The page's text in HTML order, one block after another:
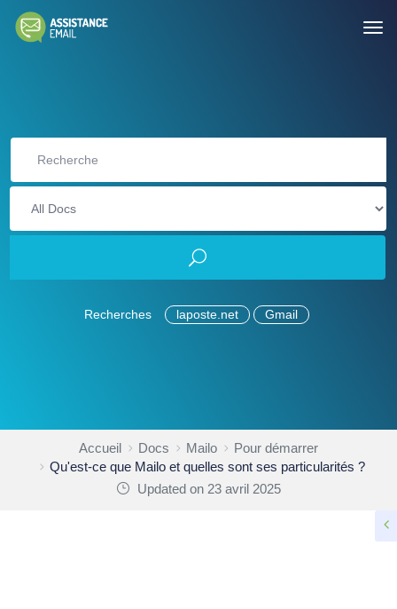
Recherches laposte.net Gmail
Accueil Docs Mailo
Pour démarrer
Qu'est-ce que Mailo et quelles sont ses particularités ?
Updated on 23 avril 2025